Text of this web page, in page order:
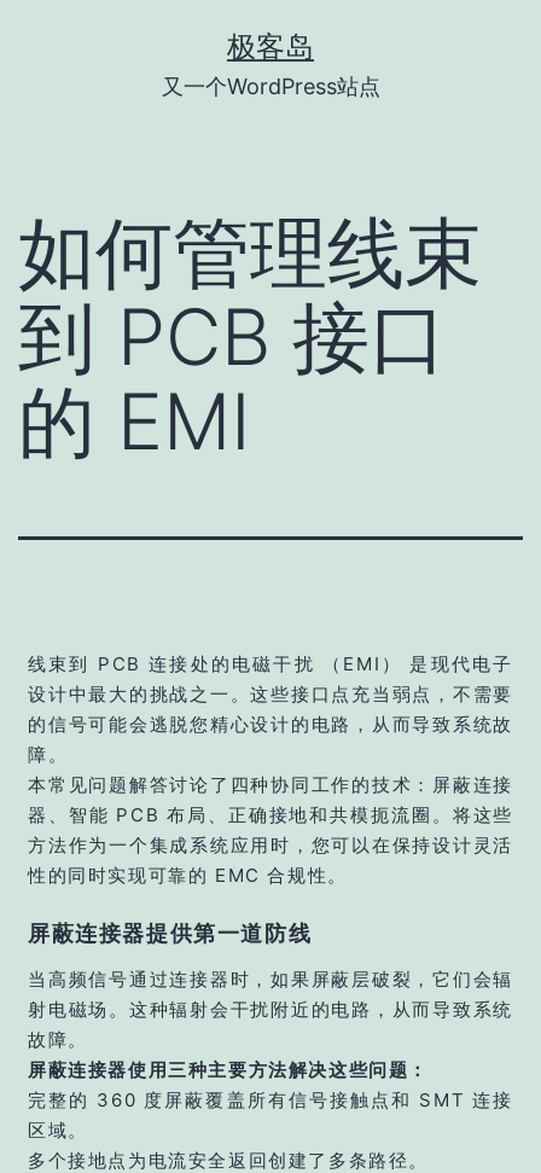
极客岛
又一个WordPress站点
如何管理线束
到 PCB 接口
的 EMI
线束到 PCB 连接处的电磁干扰 （EMI） 是现代电子
设计中最大的挑战之一。这些接口点充当弱点，不需要
的信号可能会逃脱您精心设计的电路，从而导致系统故
障。
本常见问题解答讨论了四种协同工作的技术：屏蔽连接
器、智能 PCB 布局、正确接地和共模扼流圈。将这些
方法作为一个集成系统应用时，您可以在保持设计灵活
性的同时实现可靠的 EMC 合规性。
屏蔽连接器提供第一道防线
当高频信号通过连接器时，如果屏蔽层破裂，它们会辐
射电磁场。这种辐射会干扰附近的电路，从而导致系统
故障。
屏蔽连接器使用三种主要方法解决这些问题：
完整的 360 度屏蔽覆盖所有信号接触点和 SMT 连接
区域。
多个接地点为电流安全返回创建了多条路径。